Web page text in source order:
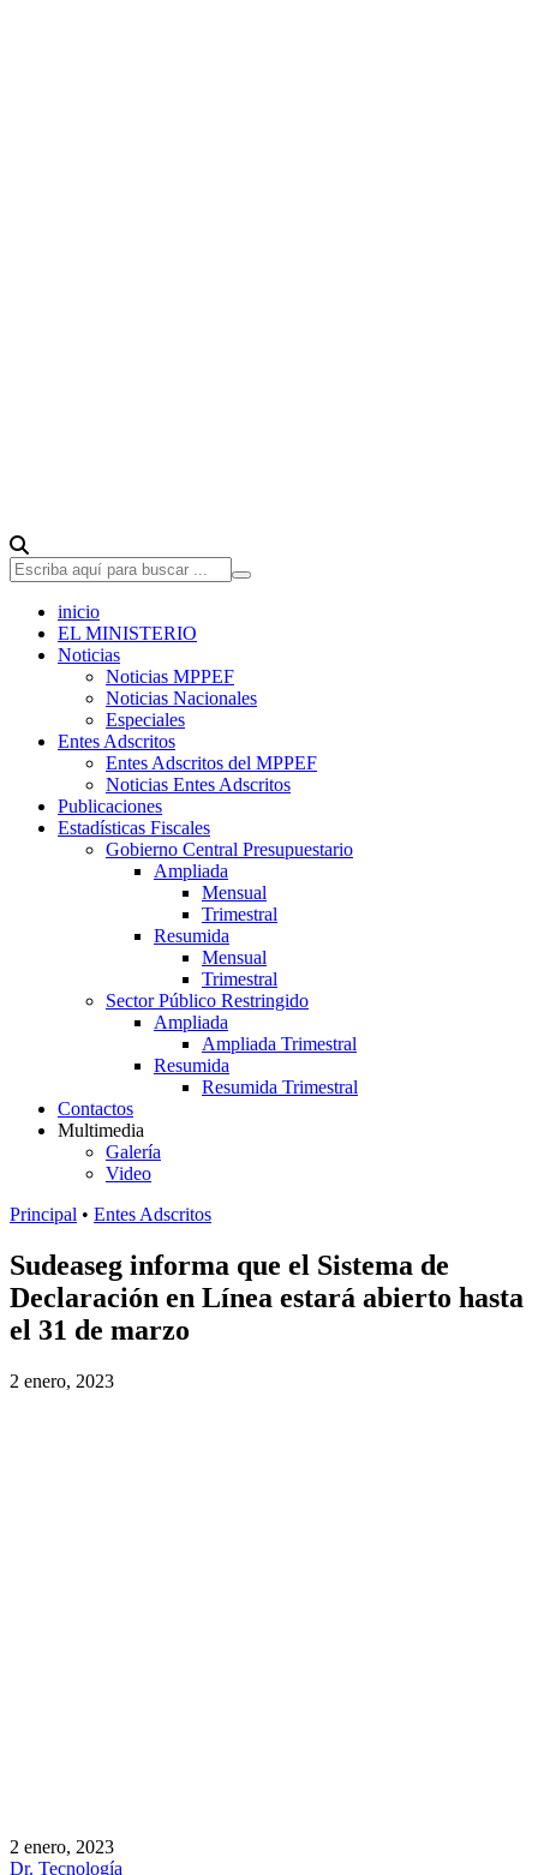
inicio
EL MINISTERIO
Noticias
Noticias MPPEF
Noticias Nacionales
Especiales
Entes Adscritos
Entes Adscritos del MPPEF
Noticias Entes Adscritos
Publicaciones
Estadísticas Fiscales
Gobierno Central Presupuestario
Ampliada
Mensual
Trimestral
Resumida
Mensual
Trimestral
Sector Público Restringido
Ampliada
Ampliada Trimestral
Resumida
Resumida Trimestral
Contactos
Multimedia
Galería
Video
Principal • Entes Adscritos
Sudeaseg informa que el Sistema de
Declaración en Línea estará abierto hasta
el 31 de marzo
2 enero, 2023
2 enero, 2023
Dr. Tecnología